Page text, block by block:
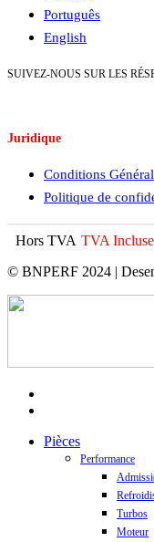
Português
English
SUIVEZ-NOUS SUR LES
Juridique
Conditions
Politique de
Hors TVA TVA Incluse
© BNPERF 2024 |
Close
Pièces
Performance
Turbos
Moteur